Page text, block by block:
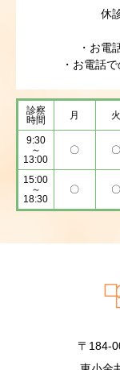
休
・お電
・お電話
診察
時間
月 火
9:30
～
13:00
〇 〇
15:00
～
18:30
〇 〇
〒184-